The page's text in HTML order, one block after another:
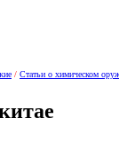
/ Статьи о химическом